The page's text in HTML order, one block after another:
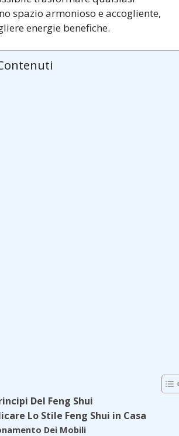
spazio armonioso e accogliente,
energie benefiche.
Del Feng Shui
Lo Stile Feng Shui in Casa
Dei Mobili